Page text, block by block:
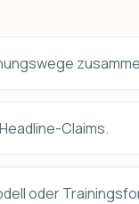
Claims.
oder